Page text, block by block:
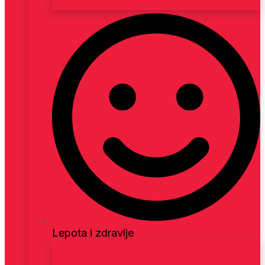
Lepota i zdravlje